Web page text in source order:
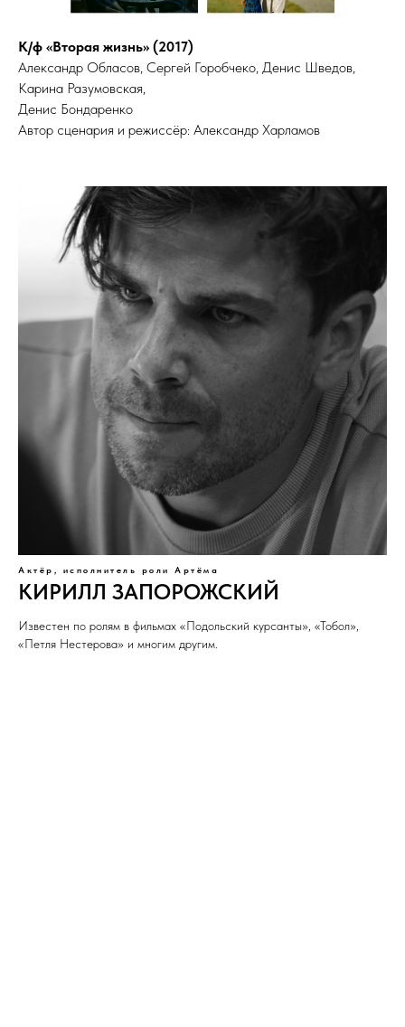
К/ф «Вторая жизнь» (2017)
Александр Обласов, Сергей Горобчеко, Денис Шведов,
Карина Разумовская,
Денис Бондаренко
Автор сценария и режиссёр: Александр Харламов
Актёр, исполнитель роли Артёма
КИРИЛЛ ЗАПОРОЖСКИЙ
Известен по ролям в фильмах «Подольский курсанты», «Тобол»,
«Петля Нестерова» и многим другим.